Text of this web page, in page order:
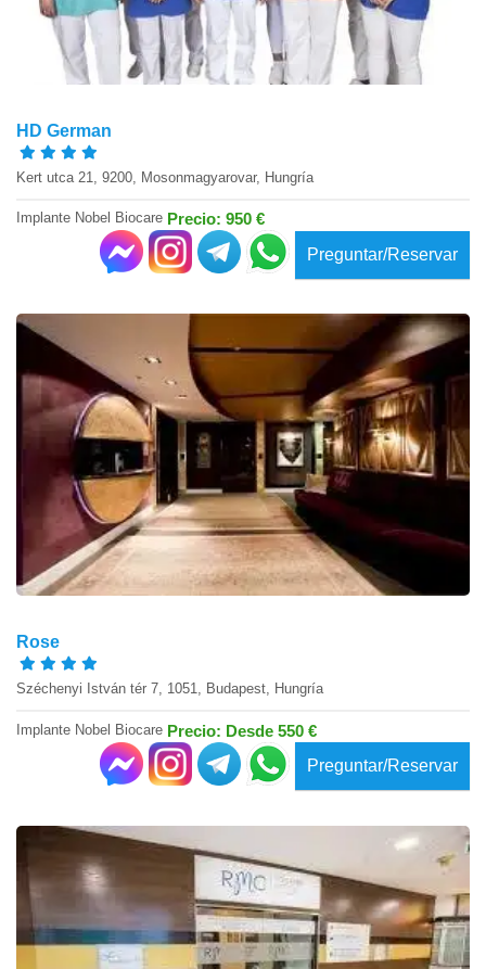
HD German
Kert utca 21, 9200, Mosonmagyarovar, Hungría
Implante Nobel Biocare Precio: 950 €
Preguntar/Reservar
Rose
Széchenyi István tér 7, 1051, Budapest, Hungría
Implante Nobel Biocare Precio: Desde 550 €
Preguntar/Reservar